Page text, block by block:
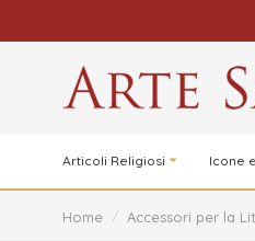
Articoli Religiosi Icone
Home / Accessori per la